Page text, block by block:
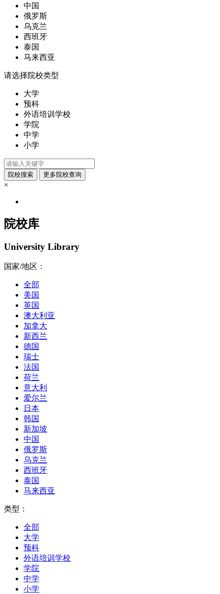
中国
俄罗斯
乌克兰
西班牙
泰国
马来西亚
请选择院校类型
大学
预科
外语培训学校
学院
中学
小学
×
院校库
University Library
国家/地区：
全部
美国
英国
澳大利亚
加拿大
新西兰
德国
瑞士
法国
荷兰
意大利
爱尔兰
日本
韩国
新加坡
中国
俄罗斯
乌克兰
西班牙
泰国
马来西亚
类型：
全部
大学
预科
外语培训学校
学院
中学
小学